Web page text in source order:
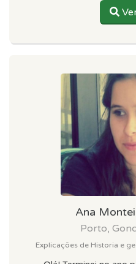
Ana
Porto,
Explicações de Historia e